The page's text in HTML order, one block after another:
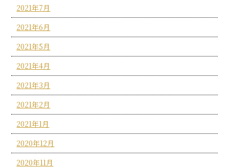
2021年7月
2021年6月
2021年5月
2021年4月
2021年3月
2021年2月
2021年1月
2020年12月
2020年11月